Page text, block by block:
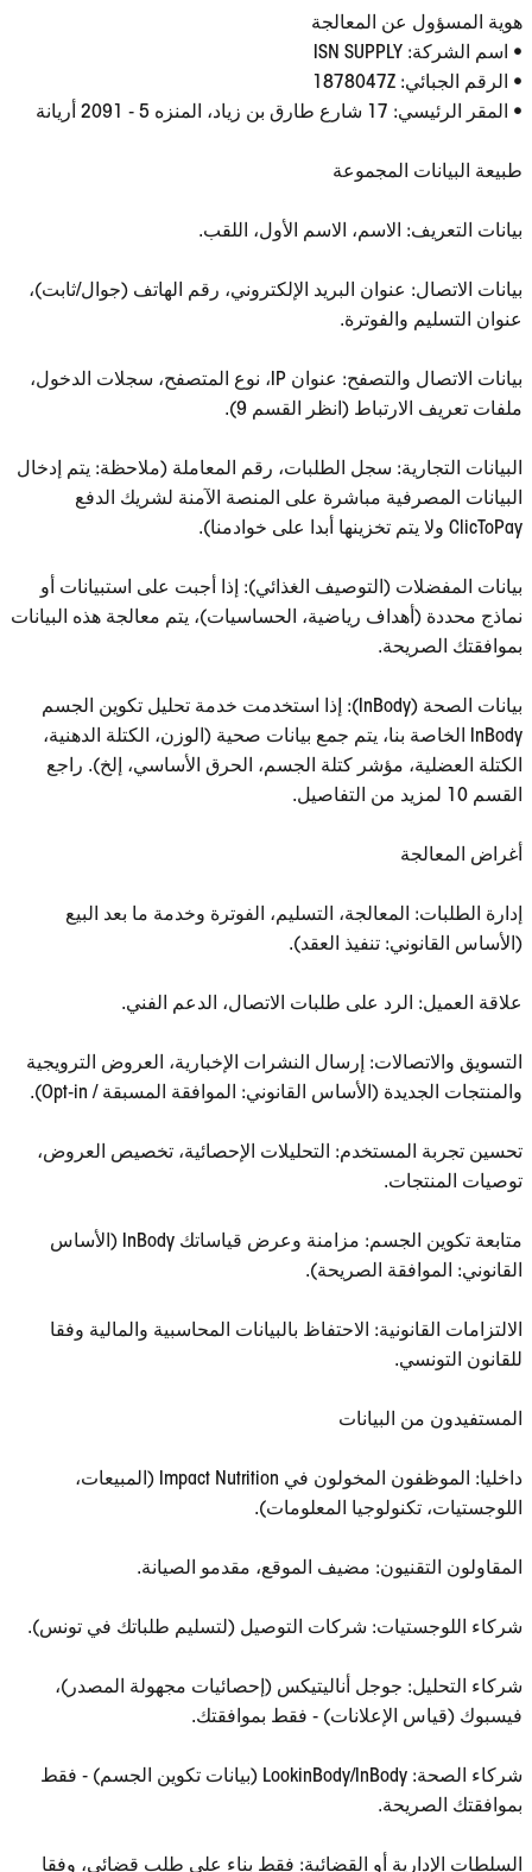
هوية المسؤول عن المعالجة
• اسم الشركة: ISN SUPPLY
• الرقم الجبائي: 1878047Z
• المقر الرئيسي: 17 شارع طارق بن زياد، المنزه 5 - 2091 أريانة
طبيعة البيانات المجموعة
بيانات التعريف: الاسم، الاسم الأول، اللقب.
بيانات الاتصال: عنوان البريد الإلكتروني، رقم الهاتف (جوال/ثابت)،
عنوان التسليم والفوترة.
بيانات الاتصال والتصفح: عنوان IP، نوع المتصفح، سجلات الدخول،
ملفات تعريف الارتباط (انظر القسم 9).
البيانات التجارية: سجل الطلبات، رقم المعاملة (ملاحظة: يتم إدخال
البيانات المصرفية مباشرة على المنصة الآمنة لشريك الدفع
ClicToPay ولا يتم تخزينها أبدا على خوادمنا).
بيانات المفضلات (التوصيف الغذائي): إذا أجبت على استبيانات أو
نماذج محددة (أهداف رياضية، الحساسيات)، يتم معالجة هذه البيانات
بموافقتك الصريحة.
بيانات الصحة (InBody): إذا استخدمت خدمة تحليل تكوين الجسم
InBody الخاصة بنا، يتم جمع بيانات صحية (الوزن، الكتلة الدهنية،
الكتلة العضلية، مؤشر كتلة الجسم، الحرق الأساسي، إلخ). راجع
القسم 10 لمزيد من التفاصيل.
أغراض المعالجة
إدارة الطلبات: المعالجة، التسليم، الفوترة وخدمة ما بعد البيع
(الأساس القانوني: تنفيذ العقد).
علاقة العميل: الرد على طلبات الاتصال، الدعم الفني.
التسويق والاتصالات: إرسال النشرات الإخبارية، العروض الترويجية
والمنتجات الجديدة (الأساس القانوني: الموافقة المسبقة / Opt-in).
تحسين تجربة المستخدم: التحليلات الإحصائية، تخصيص العروض،
توصيات المنتجات.
متابعة تكوين الجسم: مزامنة وعرض قياساتك InBody (الأساس
القانوني: الموافقة الصريحة).
الالتزامات القانونية: الاحتفاظ بالبيانات المحاسبية والمالية وفقا
للقانون التونسي.
المستفيدون من البيانات
داخليا: الموظفون المخولون في Impact Nutrition (المبيعات،
اللوجستيات، تكنولوجيا المعلومات).
المقاولون التقنيون: مضيف الموقع، مقدمو الصيانة.
شركاء اللوجستيات: شركات التوصيل (لتسليم طلباتك في تونس).
شركاء التحليل: جوجل أناليتيكس (إحصائيات مجهولة المصدر)،
فيسبوك (قياس الإعلانات) - فقط بموافقتك.
شركاء الصحة: LookinBody/InBody (بيانات تكوين الجسم) - فقط
بموافقتك الصريحة.
السلطات الإدارية أو القضائية: فقط بناء على طلب قضائي، وفقا